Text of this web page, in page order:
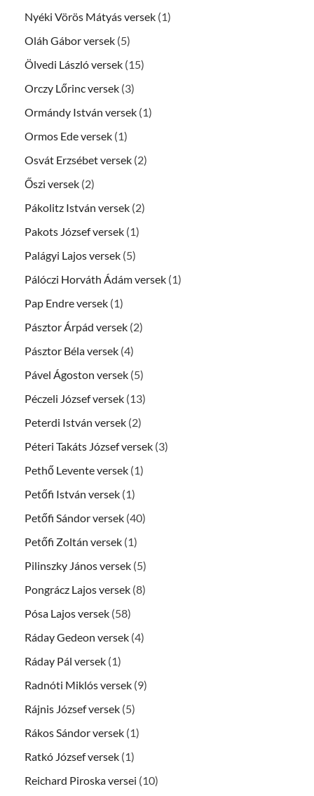
Nyéki Vörös Mátyás versek (1)
Oláh Gábor versek (5)
Ölvedi László versek (15)
Orczy Lőrinc versek (3)
Ormándy István versek (1)
Ormos Ede versek (1)
Osvát Erzsébet versek (2)
Őszi versek (2)
Pákolitz István versek (2)
Pakots József versek (1)
Palágyi Lajos versek (5)
Pálóczi Horváth Ádám versek (1)
Pap Endre versek (1)
Pásztor Árpád versek (2)
Pásztor Béla versek (4)
Pável Ágoston versek (5)
Péczeli József versek (13)
Peterdi István versek (2)
Péteri Takáts József versek (3)
Pethő Levente versek (1)
Petőfi István versek (1)
Petőfi Sándor versek (40)
Petőfi Zoltán versek (1)
Pilinszky János versek (5)
Pongrácz Lajos versek (8)
Pósa Lajos versek (58)
Ráday Gedeon versek (4)
Ráday Pál versek (1)
Radnóti Miklós versek (9)
Rájnis József versek (5)
Rákos Sándor versek (1)
Ratkó József versek (1)
Reichard Piroska versei (10)